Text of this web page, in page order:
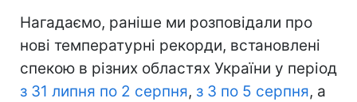
Нагадаємо, раніше ми розповідали про
нові температурні рекорди, встановлені
спекою в різних областях України у період
з 31 липня по 2 серпня, з 3 по 5 серпня, а